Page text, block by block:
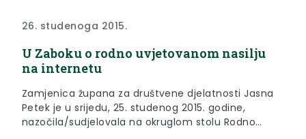
26. studenoga 2015.
U Zaboku o rodno uvjetovanom nasilju
na internetu
Zamjenica župana za društvene djelatnosti Jasna
Petek je u srijedu, 25. studenog 2015. godine,
nazočila/sudjelovala na okruglom stolu Rodno